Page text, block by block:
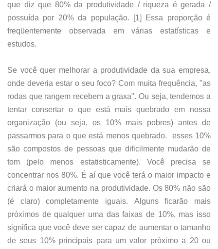
que diz que 80% da produtividade / riqueza é gerada /
possuída por 20% da população. [1] Essa proporção é
freqüentemente observada em várias estatísticas e
estudos.
Se você quer melhorar a produtividade da sua empresa,
onde deveria estar o seu foco? Com muita frequência, "as
rodas que rangem recebem a graxa". Ou seja, tendemos a
tentar consertar o que está mais quebrado em nossa
organização (ou seja, os 10% mais pobres) antes de
passarmos para o que está menos quebrado. esses 10%
são compostos de pessoas que dificilmente mudarão de
tom (pelo menos estatisticamente). Você precisa se
concentrar nos 80%. É aí que você terá o maior impacto e
criará o maior aumento na produtividade. Os 80% não são
(é claro) completamente iguais. Alguns ficarão mais
próximos de qualquer uma das faixas de 10%, mas isso
significa que você deve ser capaz de aumentar o tamanho
de seus 10% principais para um valor próximo a 20 ou